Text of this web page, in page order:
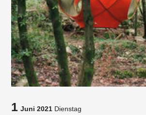
1Juni 2021 Dienstag